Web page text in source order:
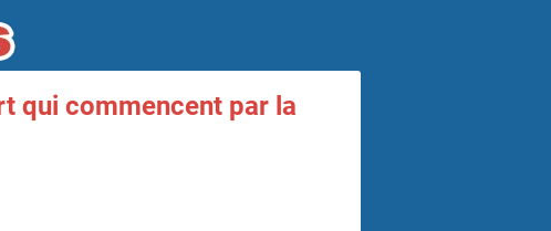
qui commencent par la